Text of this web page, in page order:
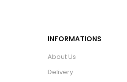
INFORMATIONS
About Us
Delivery